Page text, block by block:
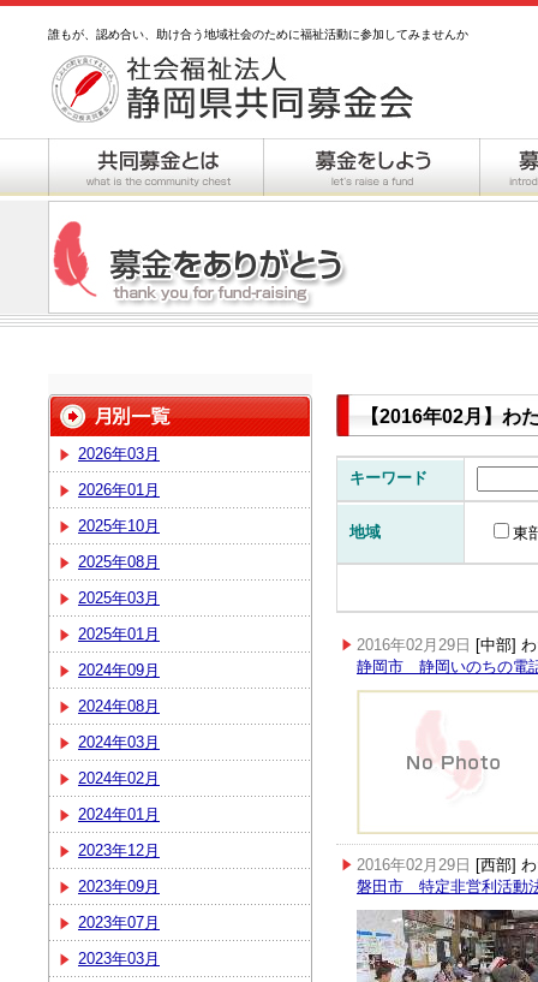
誰もが、認め合い、助け合う地域社会のために福祉活動に参加してみませんか
2026年03月
2026年01月
2025年10月
2025年08月
2025年03月
2025年01月
2024年09月
2024年08月
2024年03月
2024年02月
2024年01月
2023年12月
2023年09月
2023年07月
2023年03月
【2016年02月】わ
キーワード
地域 東
2016年02月29日 [中部]
静岡市 静岡いのちの電
2016年02月29日 [西部]
磐田市 特定非営利活動